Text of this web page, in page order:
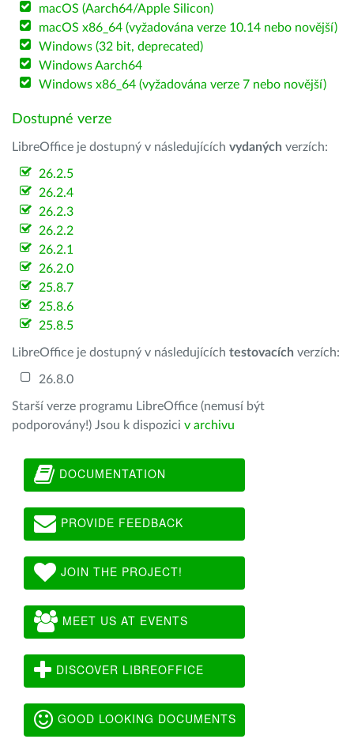
macOS (Aarch64/Apple Silicon)
macOS x86_64 (vyžadována verze 10.14 nebo novější)
Windows (32 bit, deprecated)
Windows Aarch64
Windows x86_64 (vyžadována verze 7 nebo novější)
Dostupné verze
LibreOffice je dostupný v následujících vydaných verzích:
26.2.5
26.2.4
26.2.3
26.2.2
26.2.1
26.2.0
25.8.7
25.8.6
25.8.5
LibreOffice je dostupný v následujících testovacích verzích:
26.8.0
Starší verze programu LibreOffice (nemusí být
podporovány!) Jsou k dispozici v archivu
DOCUMENTATION
PROVIDE FEEDBACK
JOIN THE PROJECT!
MEET US AT EVENTS
DISCOVER LIBREOFFICE
GOOD LOOKING DOCUMENTS